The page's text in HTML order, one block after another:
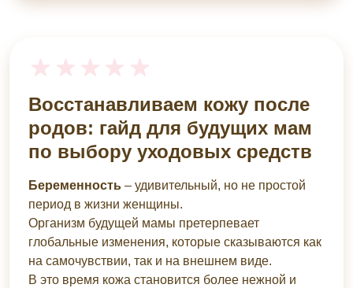
Восстанавливаем кожу после
родов: гайд для будущих мам
по выбору уходовых средств
Беременность – удивительный, но не простой
период в жизни женщины.
Организм будущей мамы претерпевает
глобальные изменения, которые сказываются как
на самочувствии, так и на внешнем виде.
В это время кожа становится более нежной и